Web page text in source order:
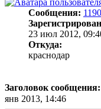
Сообщения: 1190
23 июл 2012,
Откуда:
краснодар
Заголовок сообщения:
янв 2013, 14:46